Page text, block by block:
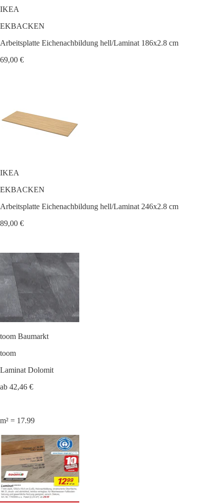
IKEA
EKBACKEN
Arbeitsplatte Eichenachbildung hell/Laminat 186x2.8 cm
69,00 €
IKEA
EKBACKEN
Arbeitsplatte Eichenachbildung hell/Laminat 246x2.8 cm
89,00 €
toom Baumarkt
toom
Laminat Dolomit
ab 42,46 €
m² = 17.99